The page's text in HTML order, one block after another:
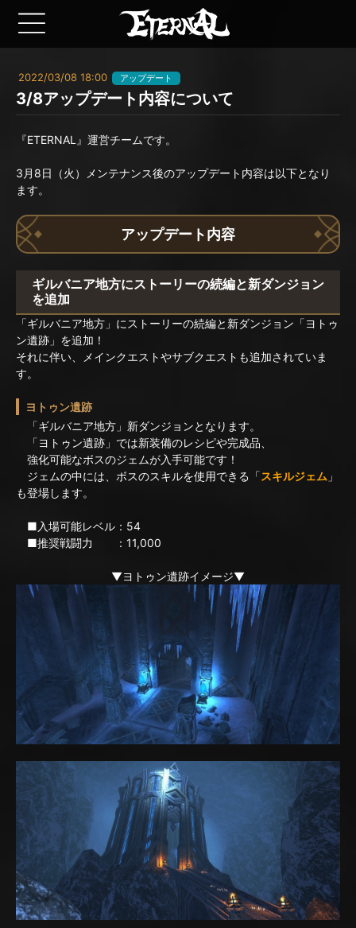
2022/03/08 18:00 アップデート
3/8アップデート内容について
『ETERNAL』運営チームです。
3月8日（火）メンテナンス後のアップデート内容は以下となり
ます。
アップデート内容
ギルバニア地方にストーリーの続編と新ダンジョン
を追加
「ギルバニア地方」にストーリーの続編と新ダンジョン「ヨトゥ
ン遺跡」を追加！
それに伴い、メインクエストやサブクエストも追加されていま
す。
ヨトゥン遺跡
「ギルバニア地方」新ダンジョンとなります。
「ヨトゥン遺跡」では新装備のレシピや完成品、
強化可能なボスのジェムが入手可能です！
ジェムの中には、ボスのスキルを使用できる「スキルジェム 」
も登場します。
■入場可能レベル：54
■推奨戦闘力 ：11,000
▼ヨトゥン遺跡イメージ▼